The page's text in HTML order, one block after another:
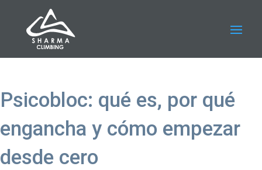
Psicobloc: qué es, por qué
engancha y cómo empezar
desde cero